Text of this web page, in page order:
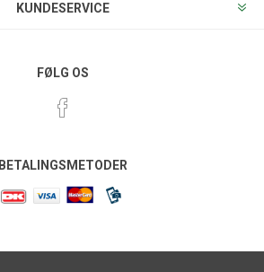
KUNDESERVICE
FØLG OS
BETALINGSMETODER